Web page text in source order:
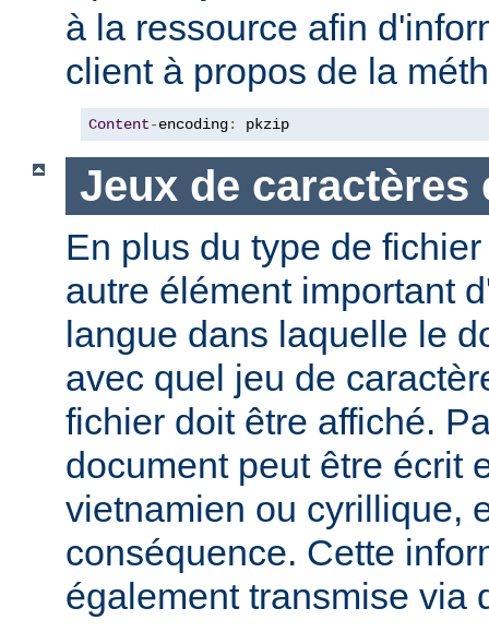
à la ressource afin
client à propos de la
Content-encoding: pkzip
Jeux de caractères
En plus du type de
autre élément important
langue dans laquelle le
avec quel jeu de
fichier doit être affiché.
document peut être écrit
vietnamien ou cyrillique,
conséquence. Cette
également transmise via